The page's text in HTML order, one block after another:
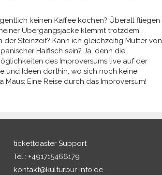
keinen Kaffee kochen? Überall fliegen
Übergangsjacke klemmt trotzdem.
Steinzeit? Kann ich gleichzeitig Mutter von
Haifisch sein? Ja, denn die
des Improversums live auf der
und Ideen dorthin, wo sich noch keine
Eine Reise durch das Improversum!
tickettoaster Support
Tel.: +491715466179
kontakt@kulturpur-info.de